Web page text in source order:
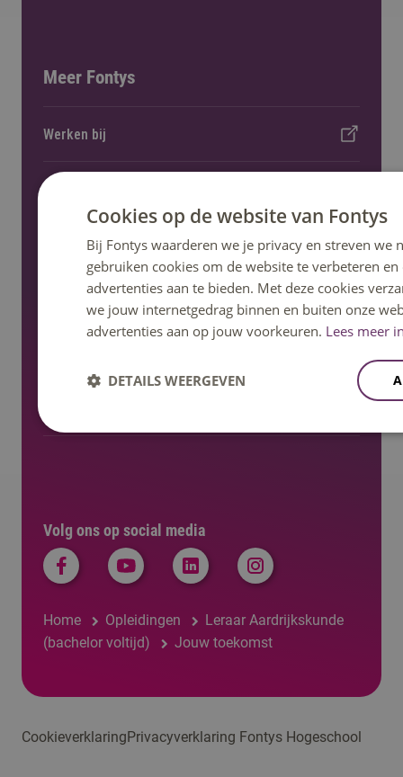
Volg ons op social media
Home Opleidingen
Leraar Aardrijkskunde
(bachelor voltijd)
Jouw toekomst
Meer Fontys
Werken bij
Kennisevents
Onderzoek en lectoraat
CookieverklaringPrivacyverklaring Fontys Hogeschool
Cookies op de website van Fontys
Bij Fontys waarderen we je privacy en streven we
gebruiken cookies om de website te verbeteren
advertenties aan te bieden. Met deze cookies
we jouw internetgedrag binnen en buiten onze
advertenties aan op jouw voorkeuren. Lees meer
DETAILS WEERGEVEN